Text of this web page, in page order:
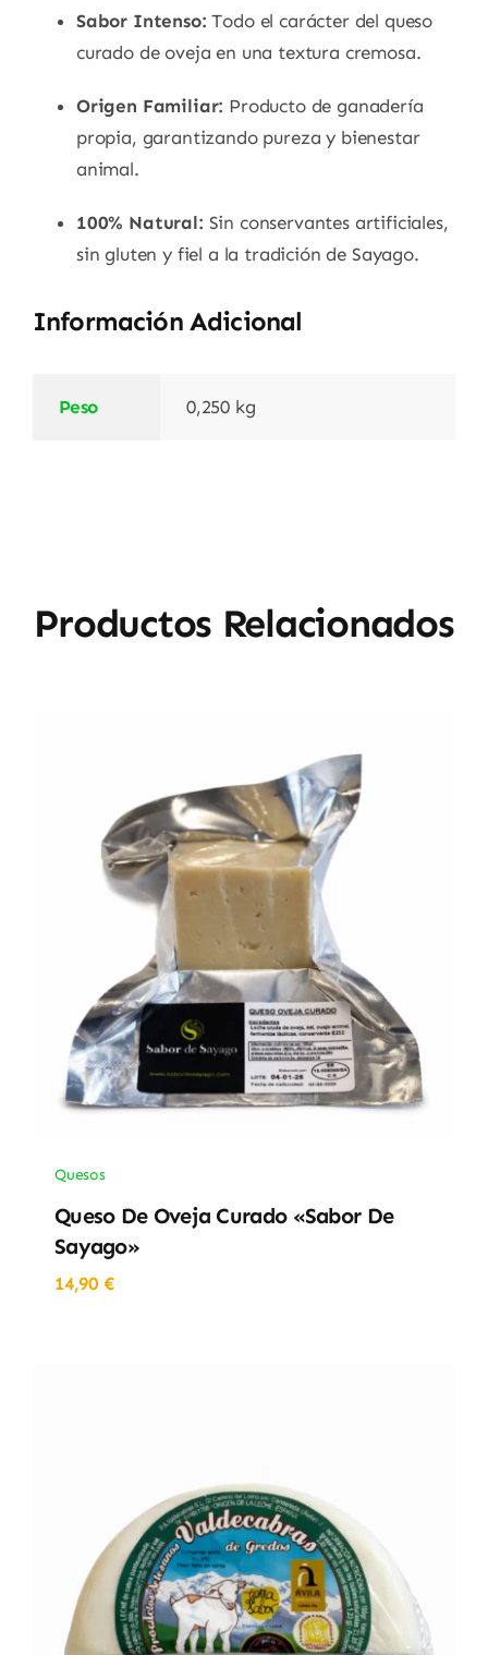
Sabor Intenso: Todo el carácter del queso
curado de oveja en una textura cremosa.
Origen Familiar: Producto de ganadería
propia, garantizando pureza y bienestar
animal.
100% Natural: Sin conservantes artificiales,
sin gluten y fiel a la tradición de Sayago.
Información Adicional
Peso 0,250 kg
Productos Relacionados
Quesos
Queso De Oveja Curado «Sabor De
Sayago»
14,90 €